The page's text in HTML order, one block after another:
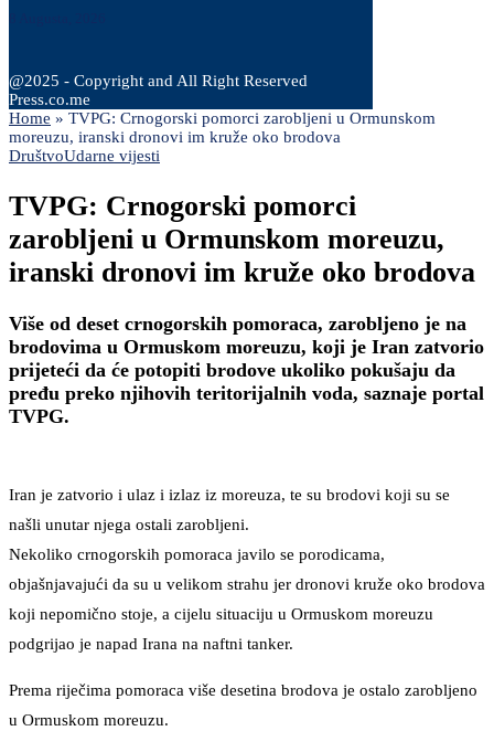
@2025 - Copyright and All Right Reserved
Press.co.me
Home » TVPG: Crnogorski pomorci zarobljeni u Ormunskom
moreuzu, iranski dronovi im kruže oko brodova
DruštvoUdarne vijesti
TVPG: Crnogorski pomorci
zarobljeni u Ormunskom moreuzu,
iranski dronovi im kruže oko brodova
Više od deset crnogorskih pomoraca, zarobljeno je na
brodovima u Ormuskom moreuzu, koji je Iran zatvorio
prijeteći da će potopiti brodove ukoliko pokušaju da
pređu preko njihovih teritorijalnih voda, saznaje portal
TVPG.
Iran je zatvorio i ulaz i izlaz iz moreuza, te su brodovi koji su se
našli unutar njega ostali zarobljeni.
Nekoliko crnogorskih pomoraca javilo se porodicama,
objašnjavajući da su u velikom strahu jer dronovi kruže oko brodova
koji nepomično stoje, a cijelu situaciju u Ormuskom moreuzu
podgrijao je napad Irana na naftni tanker.
Prema riječima pomoraca više desetina brodova je ostalo zarobljeno
u Ormuskom moreuzu.